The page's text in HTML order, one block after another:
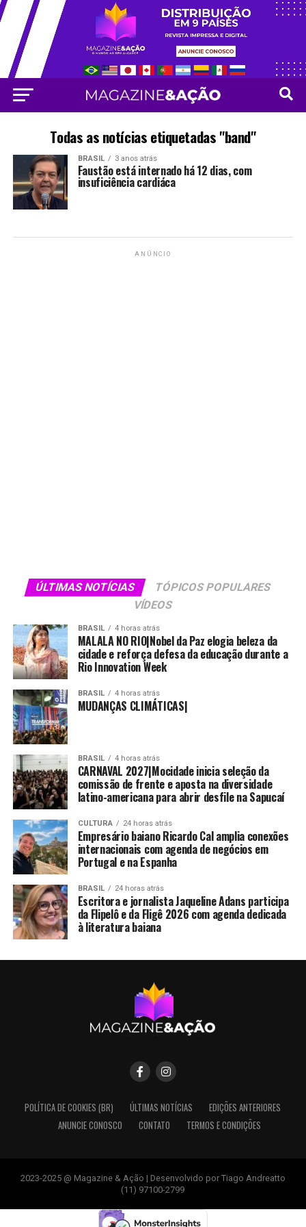
Todas as notícias etiquetadas "band"
BRASIL 3 anos atrás
Faustão está internado há 12 dias, com
insuficiência cardiáca
ANÚNCIO
ÚLTIMAS NOTÍCIAS
TÓPICOS POPULARES
VÍDEOS
BRASIL 4 horas atrás
MALALA NO RIO|Nobel da Paz elogia beleza da
cidade e reforça defesa da educação durante a
Rio Innovation Week
BRASIL 4 horas atrás
MUDANÇAS CLIMÁTICAS|
BRASIL 4 horas atrás
CARNAVAL 2027|Mocidade inicia seleção da
comissão de frente e aposta na diversidade
latino-americana para abrir desfile na Sapucaí
CULTURA 24 horas atrás
Empresário baiano Ricardo Cal amplia conexões
internacionais com agenda de negócios em
Portugal e na Espanha
BRASIL 24 horas atrás
Escritora e jornalista Jaqueline Adans participa
da Flipelô e da Fligê 2026 com agenda dedicada
à literatura baiana
POLÍTICA DE COOKIES (BR) ÚLTIMAS NOTÍCIAS
EDIÇÕES ANTERIORES
ANUNCIE CONOSCO
CONTATO TERMOS E CONDIÇÕES
2023-2025 @ Magazine & Ação | Desenvolvido por Tiago Andreatto
(11) 97100-2799